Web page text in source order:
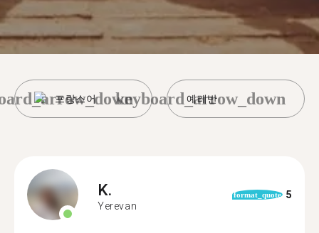
프랑스어 예레반
keyboard_arrow_down
K.
Yerevan
format_quote 5